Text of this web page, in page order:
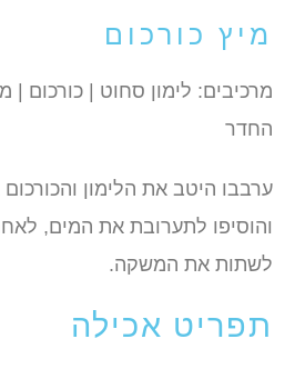
מיץ כורכום
מרכיבים: לימון סחוט | כורכום
החדר
ערבבו היטב את הלימון
והוסיפו לתערובת את המים,
לשתות את המשקה.
תפריט אכילה